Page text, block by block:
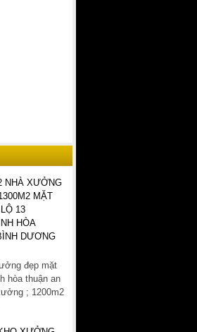
NHÀ XƯỞNG
MẶT
13
HÒA
DƯƠNG
đẹp mặt
hòa thuận an
; 1200m2